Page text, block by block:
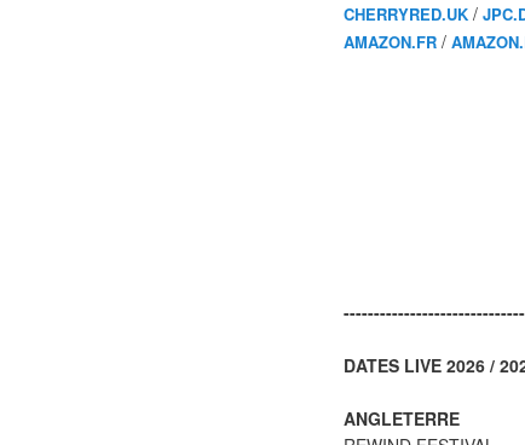
CHERRYRED.UK /
AMAZON.FR /
DATES LIVE 2026 /
ANGLETERRE